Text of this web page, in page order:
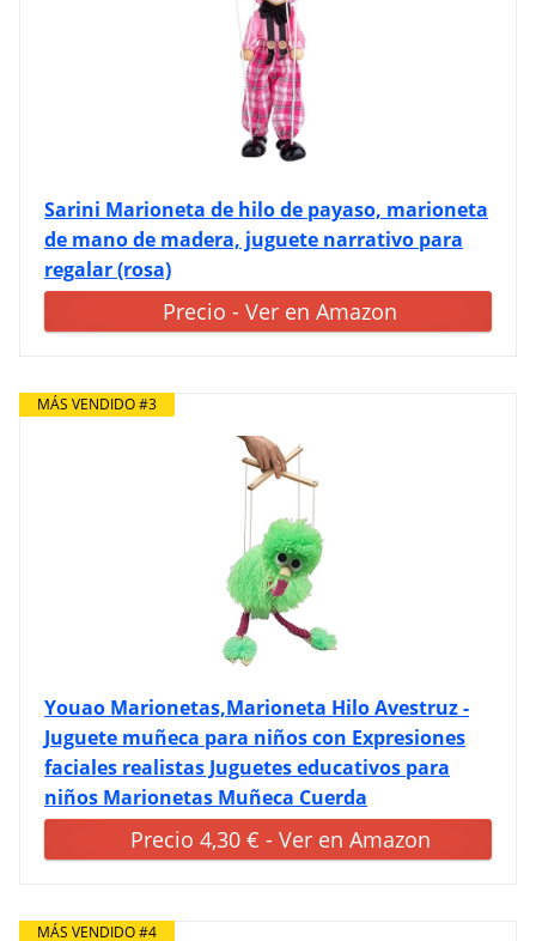
Sarini Marioneta de hilo de payaso, marioneta
de mano de madera, juguete narrativo para
regalar (rosa)
Precio - Ver en Amazon
MÁS VENDIDO #3
Youao Marionetas,Marioneta Hilo Avestruz -
Juguete muñeca para niños con Expresiones
faciales realistas Juguetes educativos para
niños Marionetas Muñeca Cuerda
Precio 4,30 € - Ver en Amazon
MÁS VENDIDO #4